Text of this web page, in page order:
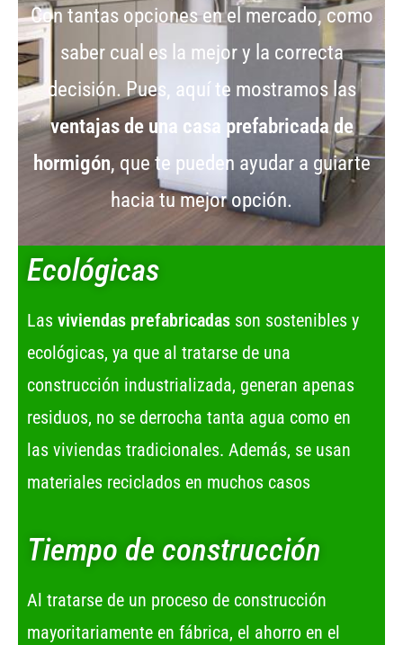
Con tantas opciones en el mercado, como
saber cual es la mejor y la correcta
decisión. Pues, aquí te mostramos las
ventajas de una casa prefabricada de
hormigón, que te pueden ayudar a guiarte
hacia tu mejor opción.
Ecológicas
Las viviendas prefabricadas son sostenibles y
ecológicas, ya que al tratarse de una
construcción industrializada, generan apenas
residuos, no se derrocha tanta agua como en
las viviendas tradicionales. Además, se usan
materiales reciclados en muchos casos
Tiempo de construcción
Al tratarse de un proceso de construcción
mayoritariamente en fábrica, el ahorro en el